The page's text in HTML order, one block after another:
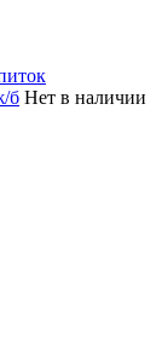
б Нет в наличии